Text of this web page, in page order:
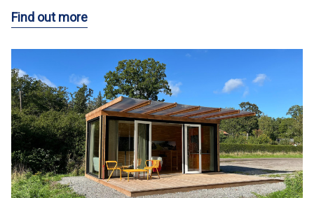
Find out more